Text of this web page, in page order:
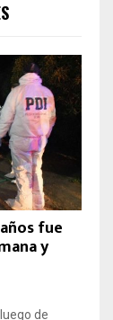
fue
y
de